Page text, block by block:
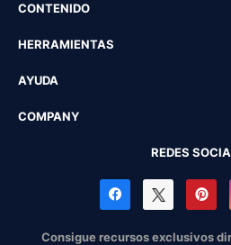
CONTENIDO
HERRAMIENTAS
AYUDA
COMPANY
REDES
Consigue recursos exclusivos